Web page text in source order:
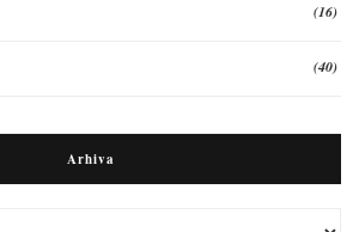
(16)
(40)
Arhiva